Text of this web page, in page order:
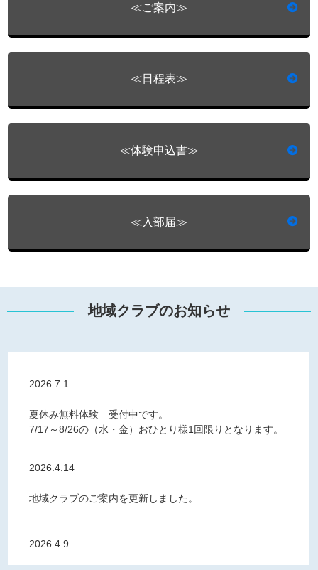
≪ご案内≫
≪日程表≫
≪体験申込書≫
≪入部届≫
地域クラブのお知らせ
2026.4.9
2026.4.14
地域クラブのご案内を更新しました。
2026.7.1
夏休み無料体験 受付中です。
7/17～8/26の（水・金）おひとり様1回限りとなります。